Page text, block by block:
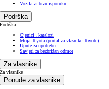
Vozila za brzu isporuku
Podrška
Podrška
Cjenici i katalozi
Moja Toyota (portal za vlasnike Toyote)
Upute za upotrebu
Savjeti za bezbrižan odmor
Za vlasnike
Za vlasnike
Ponude za vlasnike